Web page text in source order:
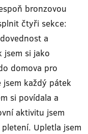
bronzovou
čtyři sekce:
a
jsem si jako
domova pro
každý pátek
si povídala a
aktivitu jsem
Upletla jsem